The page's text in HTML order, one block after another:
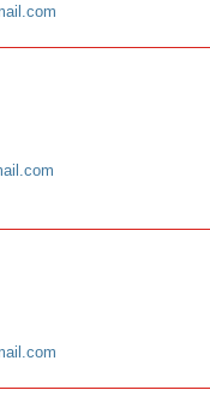
Giắc Cái 10 -25; 35- 50; 50-75